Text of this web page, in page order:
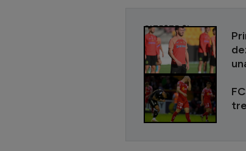
CITEȘTE ȘI